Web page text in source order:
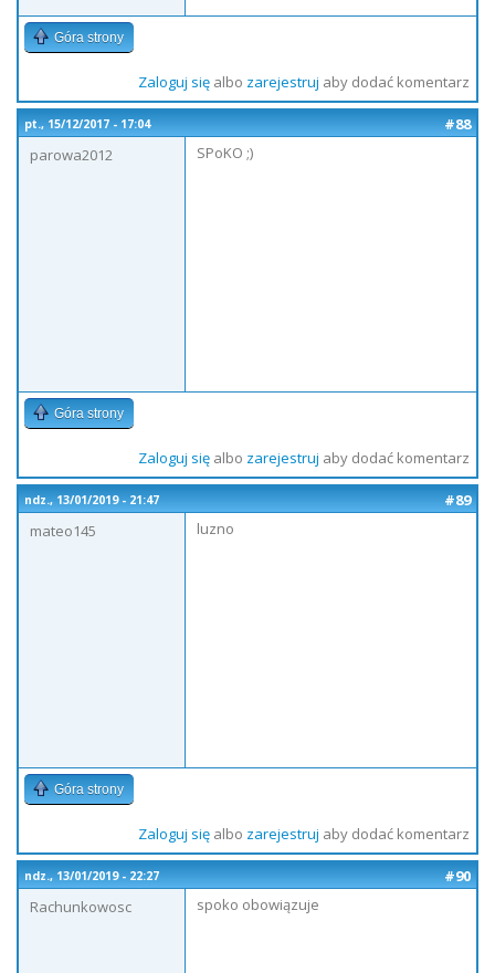
Góra strony
Zaloguj sięalbo zarejestruj aby dodać komentarz
pt., 15/12/2017 - 17:04
#88
parowa2012
SPoKO ;)
Góra strony
Zaloguj sięalbo zarejestruj aby dodać komentarz
ndz., 13/01/2019 - 21:47
#89
mateo145
luzno
Góra strony
Zaloguj sięalbo zarejestruj aby dodać komentarz
ndz., 13/01/2019 - 22:27
#90
Rachunkowosc
spoko obowiązuje